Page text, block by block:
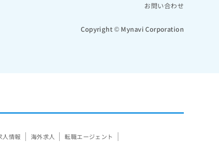
お問い合わせ
Copyright © Mynavi Corporation
人情報 海外求人
転職エージェント